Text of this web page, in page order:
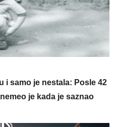
i samo je nestala: Posle 42
je kada je saznao